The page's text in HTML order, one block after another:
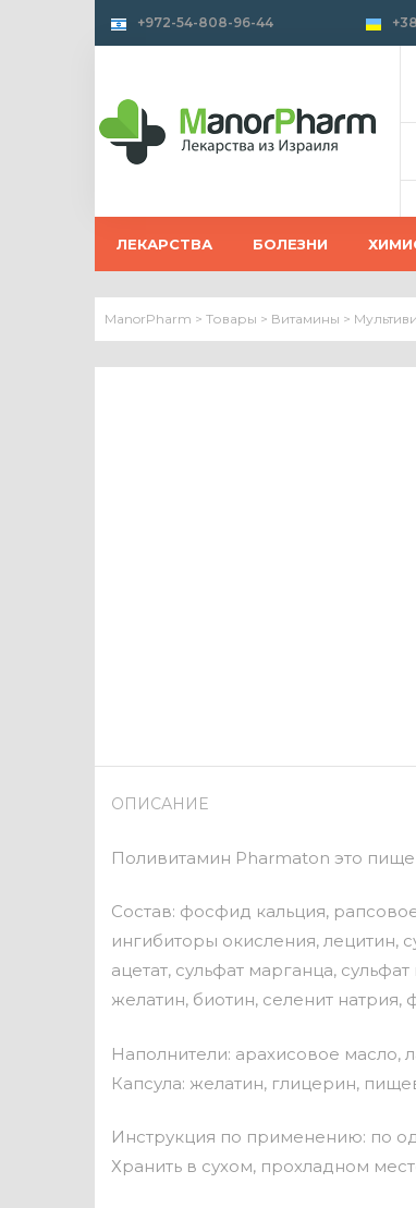
+972-54-808-96-44
ЛЕКАРСТВА БОЛЕЗНИ
ManorPharm > Товары > Витамины >
ОПИСАНИЕ
Поливитамин Pharmaton это
Состав: фосфид кальция,
ингибиторы окисления, лецитин,
ацетат, сульфат марганца,
желатин, биотин, селенит натрия,
Наполнители: арахисовое масло,
Капсула: желатин, глицерин,
Инструкция по применению: по
Хранить в сухом, прохладном